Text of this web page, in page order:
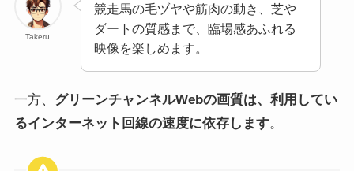
Takeru
競走馬の毛ヅヤや筋肉の動き、芝や
ダートの質感まで、臨場感あふれる
映像を楽しめます。
一方、 グリーンチャンネルWebの画質は、利用してい
るインターネット回線の速度に依存します。